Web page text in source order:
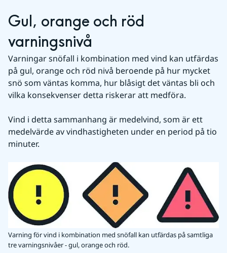
Gul, orange och röd
varningsnivå
Varningar snöfall i kombination med vind kan utfärdas
på gul, orange och röd nivå beroende på hur mycket
snö som väntas komma, hur blåsigt det väntas bli och
vilka konsekvenser detta riskerar att medföra.
Vind i detta sammanhang är medelvind, som är ett
medelvärde av vindhastigheten under en period på tio
minuter.
Varning för vind i kombination med snöfall kan utfärdas på samtliga
tre varningsnivåer - gul, orange och röd.